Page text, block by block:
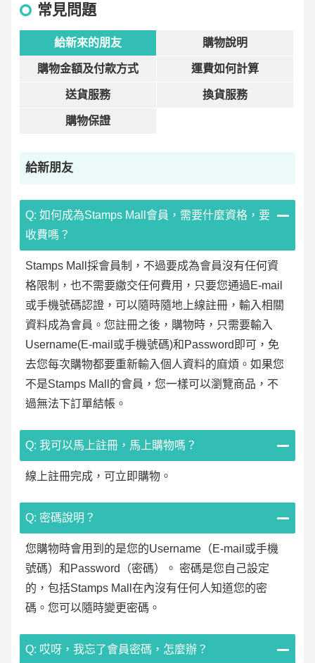
常見問題
給新來的朋友 購物說明
購物金額及付款方式 運費如何計算
送貨服務 換貨服務
購物保證
給新朋友
Q: 如何成為Stamps Mall會員，需要什麼資格，要
收費嗎？
Stamps Mall採會員制，不過要成為會員沒有任何資
格限制，也不需要繳交任何費用，只要您通過E-mail
或手機號碼認證，可以隨時隨地上線註冊，輸入相關
資料成為會員。您註冊之後，購物時，只需要輸入
Username(E-mail或手機號碼)和Password即可，免
去您每次購物都要重新輸入個人資料的麻煩。如果您
不是Stamps Mall的會員，您一樣可以瀏覽商品，不
過無法下訂單結帳。
Q: 我可以馬上註冊，馬上購物嗎？
線上註冊完成，可立即購物。
Q: 密碼說明？
您購物時會用到的是您的Username（E-mail或手機
號碼）和Password（密碼）。 密碼是您自己設定
的，包括Stamps Mall在內沒有任何人知道您的密
碼。您可以隨時變更密碼。
Q: 哎呀，我忘了會員密碼，怎麼辦？